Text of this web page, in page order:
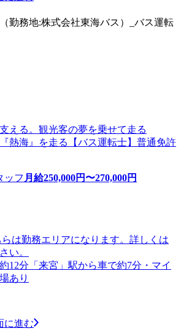
勤務地:株式会社東海バス）_バス運転
える。観光客の夢を乗せて走る
海』を走る【バス運転士】普通免許
ッフ 月給250,000円〜270,000円
は勤務エリアになります。詳しくは
い。
12分「来宮」駅から車で約7分・マイ
あり
に進む